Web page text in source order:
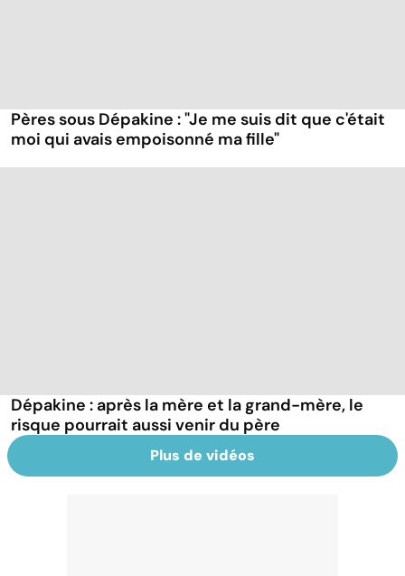
Pères sous Dépakine : "Je me suis dit que c'était
moi qui avais empoisonné ma fille"
Dépakine : après la mère et la grand-mère, le
risque pourrait aussi venir du père
Plus de vidéos